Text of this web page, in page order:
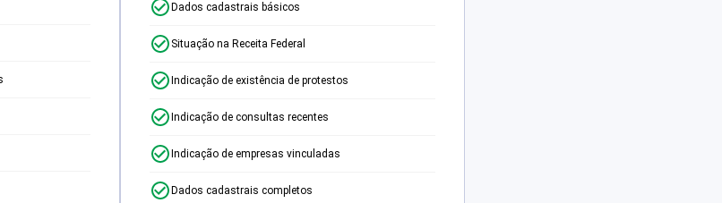
Dados cadastrais básicos
Situação na Receita Federal
Indicação de existência de protestos
Indicação de consultas recentes
Indicação de empresas vinculadas
Dados cadastrais completos